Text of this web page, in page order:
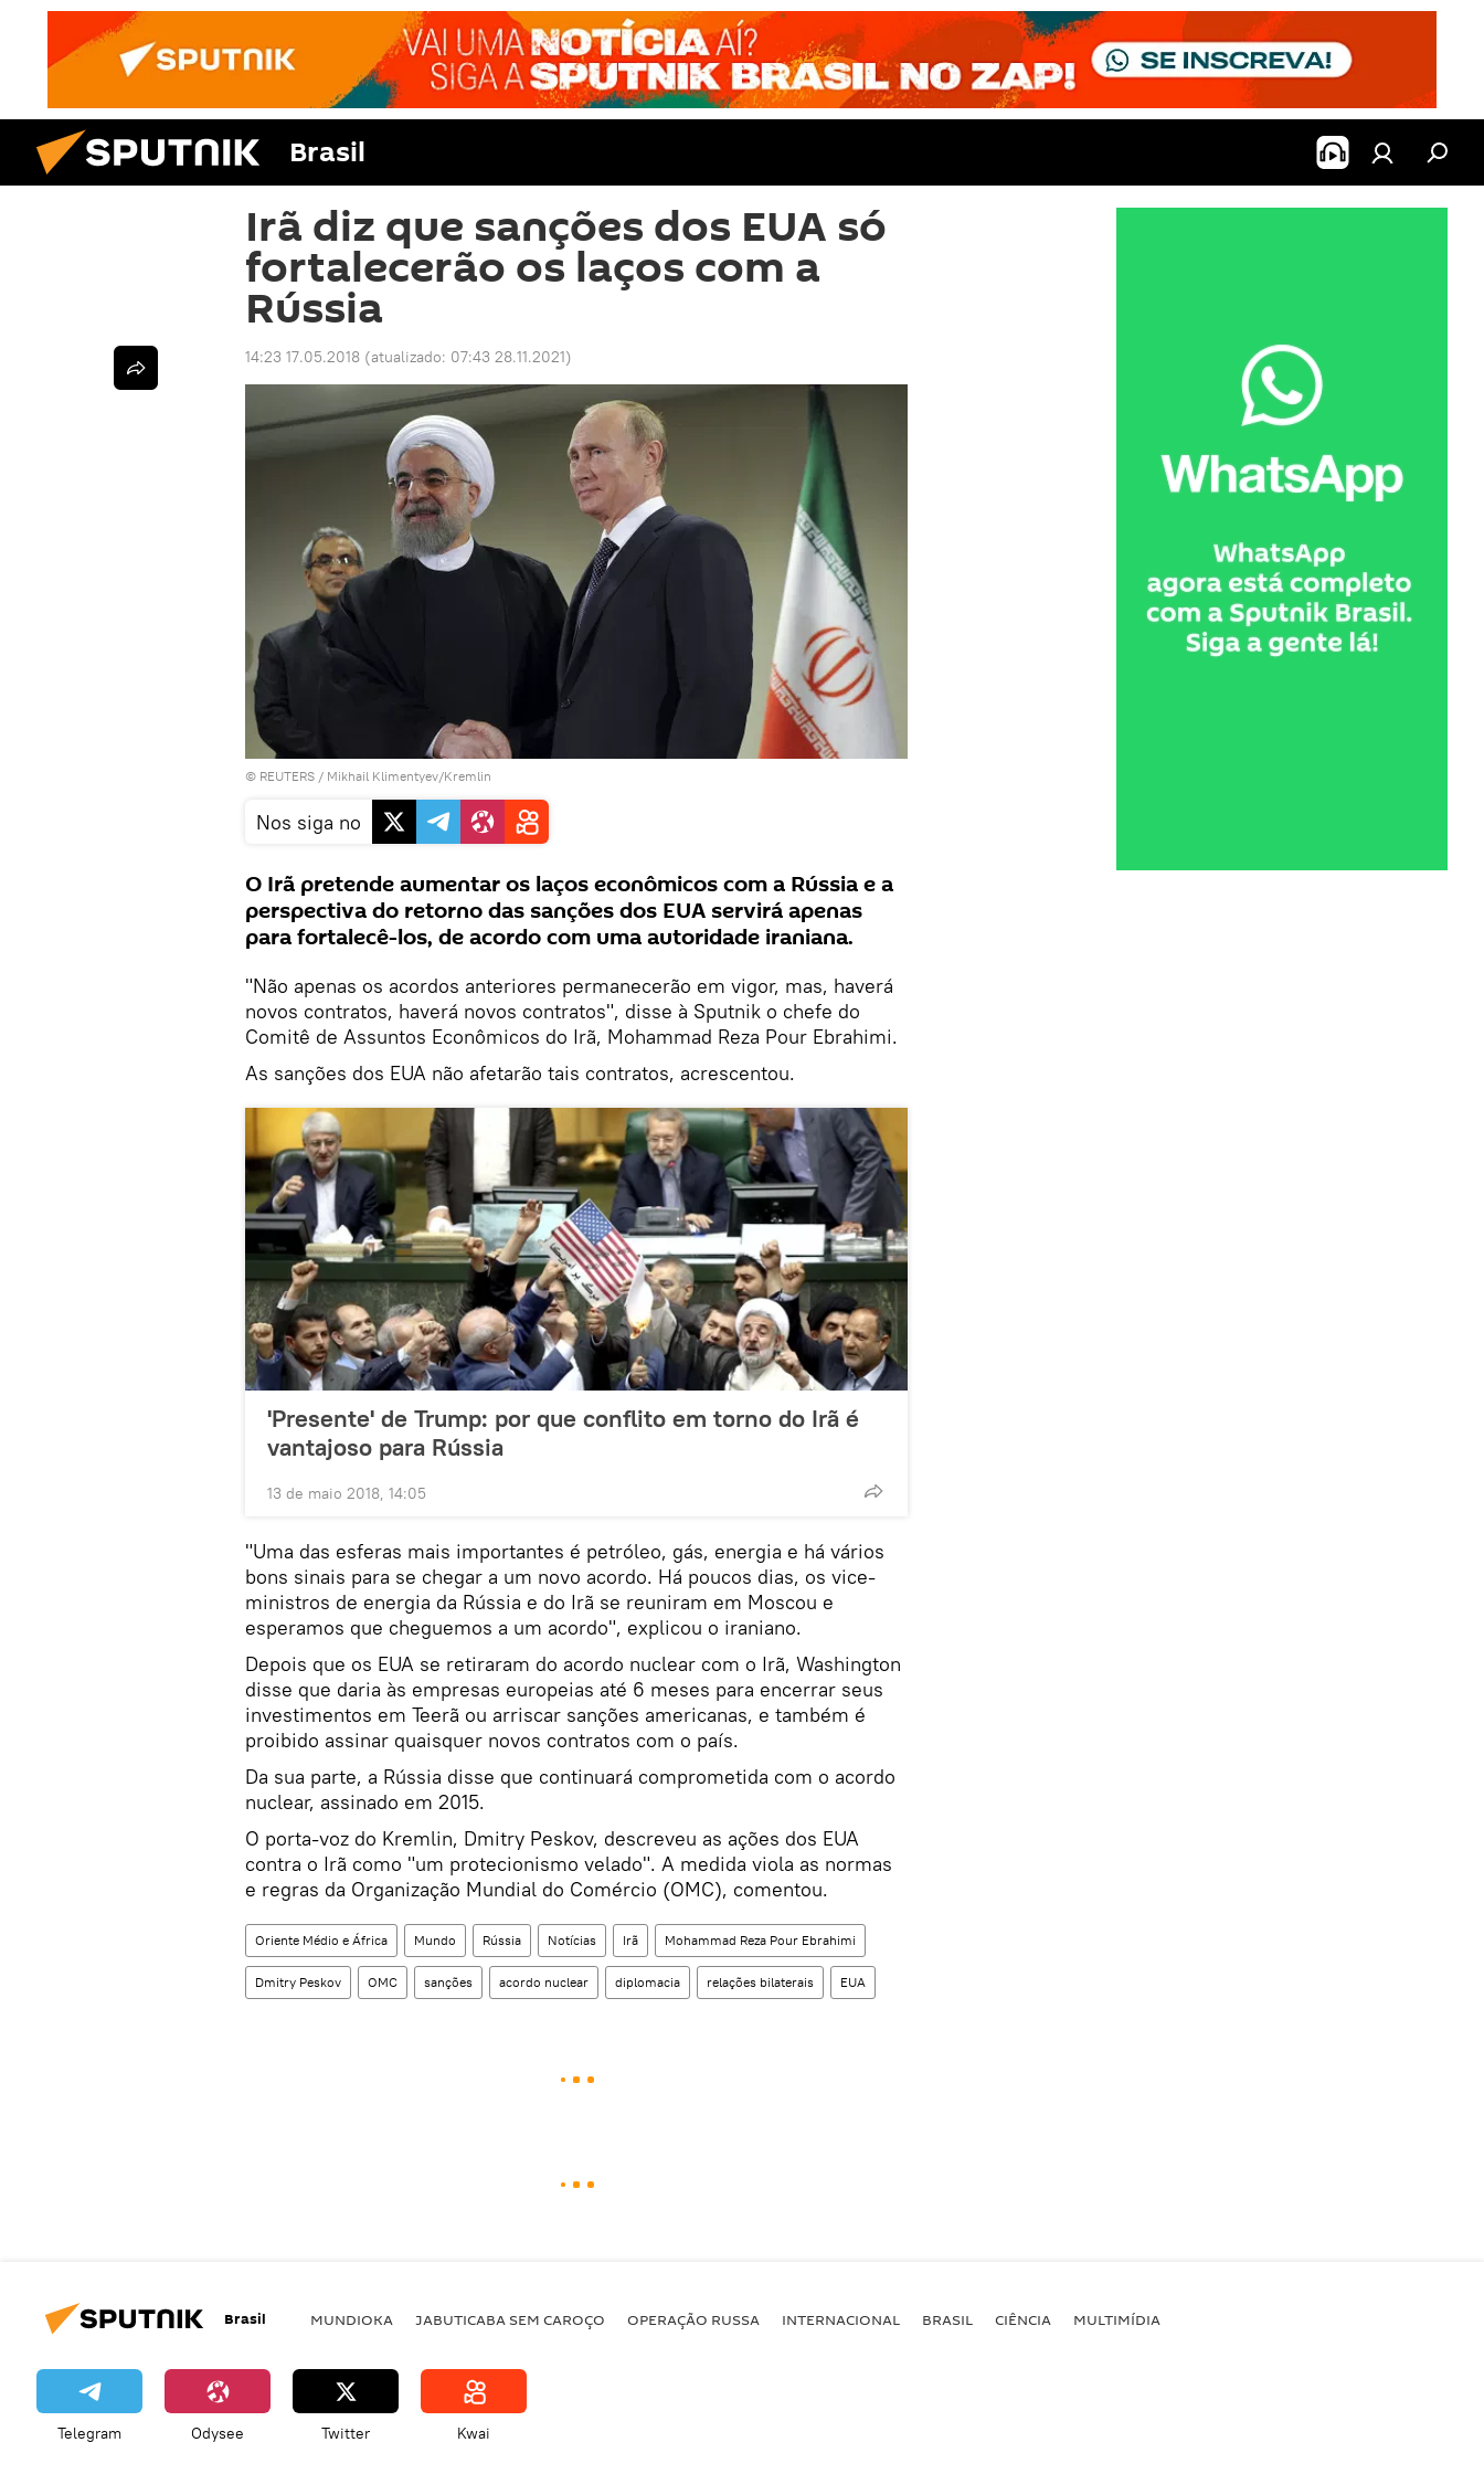
Brasil
Irã diz que sanções dos EUA só
fortalecerão os laços com a
Rússia
14:23 17.05.2018 (atualizado: 07:43 28.11.2021)
© REUTERS / Mikhail Klimentyev/Kremlin
Nos siga no
O Irã pretende aumentar os laços econômicos com a Rússia e a
perspectiva do retorno das sanções dos EUA servirá apenas
para fortalecê-los, de acordo com uma autoridade iraniana.
"Não apenas os acordos anteriores permanecerão em vigor, mas, haverá
novos contratos, haverá novos contratos", disse à Sputnik o chefe do
Comitê de Assuntos Econômicos do Irã, Mohammad Reza Pour Ebrahimi.
As sanções dos EUA não afetarão tais contratos, acrescentou.
'Presente' de Trump: por que conflito em torno do Irã é
vantajoso para Rússia
13 de maio 2018, 14:05
"Uma das esferas mais importantes é petróleo, gás, energia e há vários
bons sinais para se chegar a um novo acordo. Há poucos dias, os vice-
ministros de energia da Rússia e do Irã se reuniram em Moscou e
esperamos que cheguemos a um acordo", explicou o iraniano.
Depois que os EUA se retiraram do acordo nuclear com o Irã, Washington
disse que daria às empresas europeias até 6 meses para encerrar seus
investimentos em Teerã ou arriscar sanções americanas, e também é
proibido assinar quaisquer novos contratos com o país.
Da sua parte, a Rússia disse que continuará comprometida com o acordo
nuclear, assinado em 2015.
O porta-voz do Kremlin, Dmitry Peskov, descreveu as ações dos EUA
contra o Irã como "um protecionismo velado". A medida viola as normas
e regras da Organização Mundial do Comércio (OMC), comentou.
Oriente Médio e África Mundo Rússia Notícias Irã Mohammad Reza Pour Ebrahimi
Dmitry Peskov OMC sanções acordo nuclear diplomacia relações bilaterais EUA
Brasil MUNDIOKA JABUTICABA SEM CAROÇO OPERAÇÃO RUSSA INTERNACIONAL BRASIL CIÊNCIA MULTIMÍDIA
Telegram Odysee Twitter Kwai